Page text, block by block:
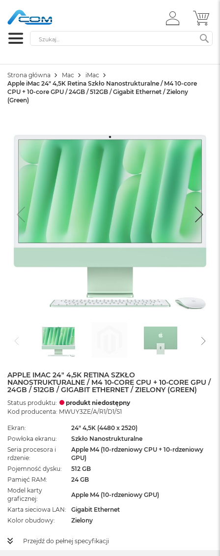
ZALOGUJ
SIĘ
Szukaj
Strona główna Mac
iMac
Apple iMac 24" 4,5K Retina Szkło Nanostrukturalne / M4 10-core
CPU + 10-core GPU / 24GB / 512GB / Gigabit Ethernet / Zielony
(Green)
APPLE IMAC 24" 4,5K RETINA SZKŁO
NANOSTRUKTURALNE / M4 10-CORE CPU + 10-CORE GPU /
24GB / 512GB / GIGABIT ETHERNET / ZIELONY (GREEN)
Status produktu:
produkt niedostępny
Kod producenta: MWUY3ZE/A/R1/D1/S1
Ekran
24" 4,5K (4480 x 2520)
Powłoka ekranu
Szkło Nanostrukturalne
Seria procesora i
rdzenie
Apple M4 (10-rdzeniowy CPU + 10-rdzeniowy
GPU)
Pojemność dysku
512 GB
Pamięć RAM
24 GB
Model karty
graficznej
Apple M4 (10-rdzeniowy GPU)
Karta sieciowa LAN
Gigabit Ethernet
Kolor obudowy
Zielony
Przejdź do pełnej specyfikacji